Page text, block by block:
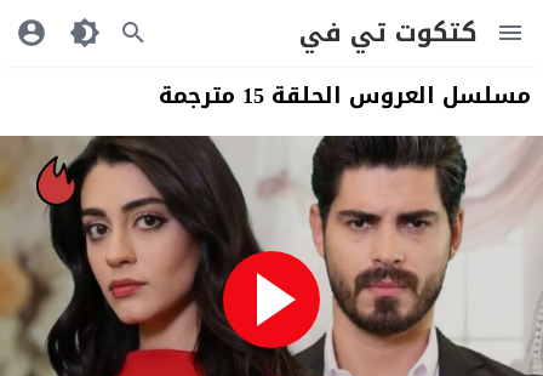
كتكوت تي في
مسلسل العروس الحلقة 15 مترجمة